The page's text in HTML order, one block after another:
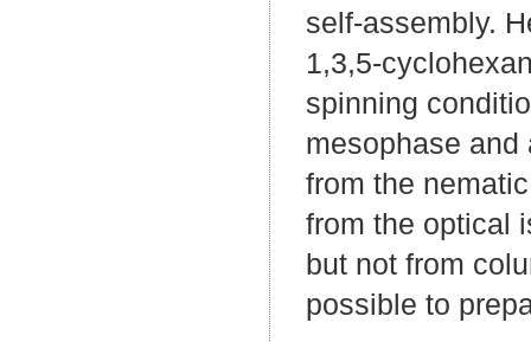
self-assembly.
1,3,5-
spinning
mesophase
from the
from the optical
but not from
possible to